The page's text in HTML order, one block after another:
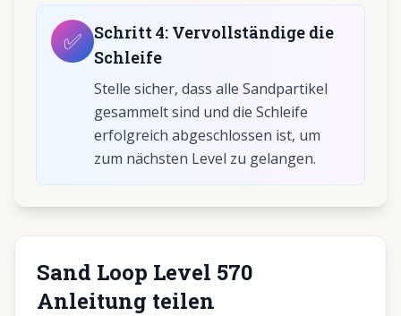
✅ Schritt4: Vervollständige die
Schleife
Stelle sicher, dass alle Sandpartikel
gesammelt sind und die Schleife
erfolgreich abgeschlossen ist, um
zum nächsten Level zu gelangen.
Sand Loop Level 570
Anleitung teilen